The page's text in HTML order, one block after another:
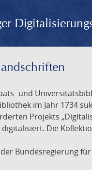
und
im Jahr 1734
Projekts
Die
Bundesregierung